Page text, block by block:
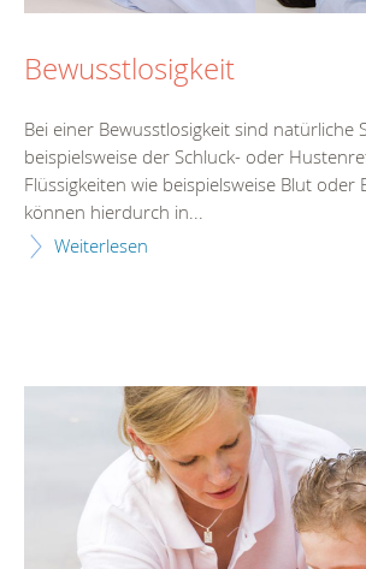
Bewusstlosigkeit
Bei einer Bewusstlosigkeit sind natürliche
beispielsweise der Schluck- oder
Flüssigkeiten wie beispielsweise Blut oder
können hierdurch in...
Weiterlesen